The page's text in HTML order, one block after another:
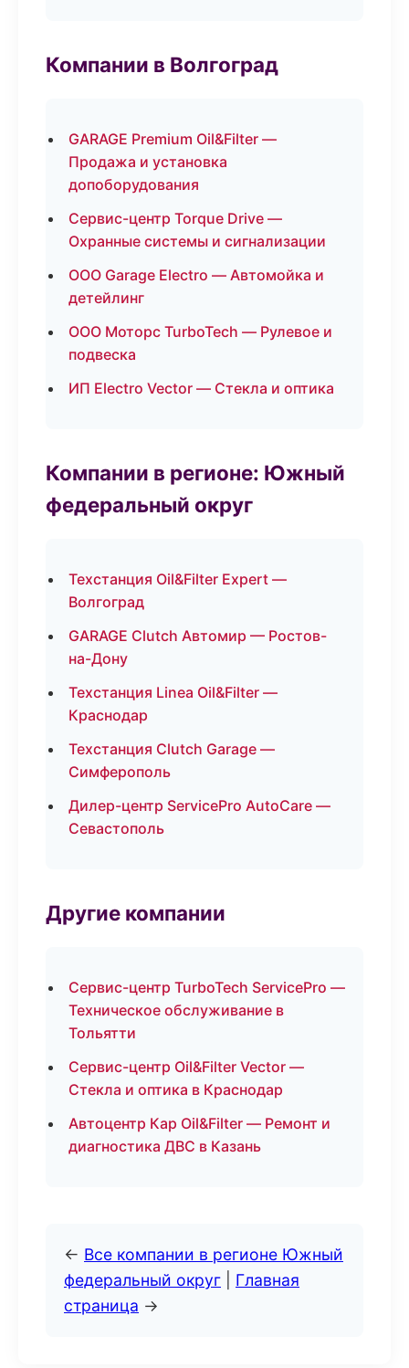
Компании в Волгоград
GARAGE Premium Oil&Filter —
Продажа и установка
допоборудования
Сервис-центр Torque Drive —
Охранные системы и сигнализации
ООО Garage Electro — Автомойка и
детейлинг
ООО Моторс TurboTech — Рулевое и
подвеска
ИП Electro Vector — Стекла и оптика
Компании в регионе: Южный
федеральный округ
Техстанция Oil&Filter Expert —
Волгоград
GARAGE Clutch Автомир — Ростов-
на-Дону
Техстанция Linea Oil&Filter —
Краснодар
Техстанция Clutch Garage —
Симферополь
Дилер-центр ServicePro AutoCare —
Севастополь
Другие компании
Сервис-центр TurboTech ServicePro —
Техническое обслуживание в
Тольятти
Сервис-центр Oil&Filter Vector —
Стекла и оптика в Краснодар
Автоцентр Кар Oil&Filter — Ремонт и
диагностика ДВС в Казань
← Все компании в регионе Южный
федеральный округ
Главная
страница →